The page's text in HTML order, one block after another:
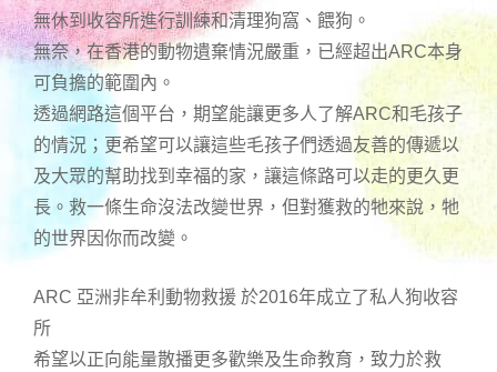
無休到收容所進行訓練和清理狗窩、餵狗。
無奈，在香港的動物遺棄情況嚴重，已經超出ARC本身
可負擔的範圍內。
透過網路這個平台，期望能讓更多人了解ARC和毛孩子
的情況；更希望可以讓這些毛孩子們透過友善的傳遞以
及大眾的幫助找到幸福的家，讓這條路可以走的更久更
長。救一條生命沒法改變世界，但對獲救的牠來說，牠
的世界因你而改變。
ARC 亞洲非牟利動物救援 於2016年成立了私人狗收容
所
希望以正向能量散播更多歡樂及生命教育，致力於救